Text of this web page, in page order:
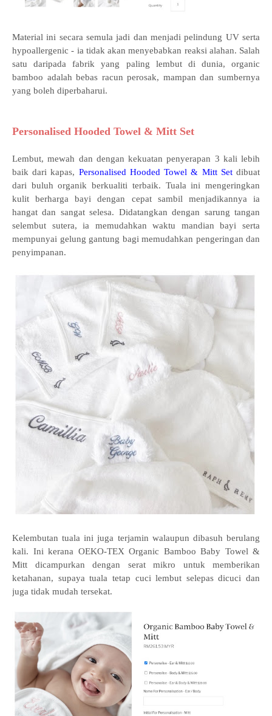
Material ini secara semula jadi dan menjadi pelindung UV serta
hypoallergenic - ia tidak akan menyebabkan reaksi alahan. Salah
satu daripada fabrik yang paling lembut di dunia, organic
bamboo adalah bebas racun perosak, mampan dan sumbernya
yang boleh diperbaharui.
Personalised Hooded Towel & Mitt Set
Lembut, mewah dan dengan kekuatan penyerapan 3 kali lebih
baik dari kapas, Personalised Hooded Towel & Mitt Setdibuat
dari buluh organik berkualiti terbaik. Tuala ini mengeringkan
kulit berharga bayi dengan cepat sambil menjadikannya ia
hangat dan sangat selesa. Didatangkan dengan sarung tangan
selembut sutera, ia memudahkan waktu mandian bayi serta
mempunyai gelung gantung bagi memudahkan pengeringan dan
penyimpanan.
Kelembutan tuala ini juga terjamin walaupun dibasuh berulang
kali. Ini kerana OEKO-TEX Organic Bamboo Baby Towel &
Mitt dicampurkan dengan serat mikro untuk memberikan
ketahanan, supaya tuala tetap cuci lembut selepas dicuci dan
juga tidak mudah tersekat.